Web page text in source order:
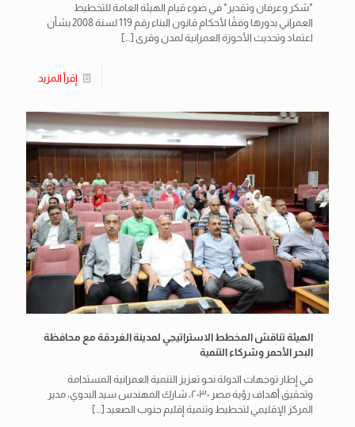
*شكر وعرفان وتقدير* في ضوء قيام الهيئة العامة للتخطيط
العمراني بدورها وفقًا لأحكام قانون البناء رقم 119 لسنة 2008 بشأن
اعتماد وتحديث الأحوزة العمرانية لمدن وقرى […]
إقرأ المزيد
الهيئة تناقش المخطط الاستراتيجي لمدينة الغردقة مع محافظة
البحر الأحمر وشركاء التنمية
في إطار توجهات الدولة نحو تعزيز التنمية العمرانية المستدامة
وتحقيق أهداف رؤية مصر ٢٠٣٠، شارك المهندس سيد البدوي، مدير
المركز الإقليمي لتخطيط وتنمية إقليم جنوب الصعيد […]